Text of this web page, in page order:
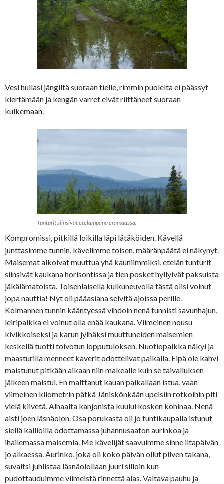
Vesi huilasi jängiltä suoraan tielle, rimmin puolelta ei päässyt
kiertämään ja kengän varret eivät riittäneet suoraan
kulkemaan.
Tunturit siinsivät etelämpänä erämaassa.
Kompromissi, pitkillä loikilla läpi lätäköiden. Kävellä
junttasimme tunnin, kävelimme toisen, määränpäätä ei näkynyt.
Maisemat alkoivat muuttua yhä kauniimmiksi, etelän tunturit
siinsivät kaukana horisontissa ja tien posket hyllyivät paksuista
jäkälämatoista. Toisenlaisella kulkuneuvolla tästä olisi voinut
jopa nauttia! Nyt oli pääasiana selvitä ajoissa perille.
Kolmannen tunnin kääntyessä vihdoin nenä tunnisti savunhajun,
leiripaikka ei voinut olla enää kaukana. Viimeinen nousu
kivikkoiseksi ja karun jylhäksi muuttuneiden maisemien
keskellä tuotti toivotun lopputuloksen. Nuotiopaikka näkyi ja
maasturilla menneet kaverit odottelivat paikalla. Eipä ole kahvi
maistunut pitkään aikaan niin makealle kuin se taivalluksen
jälkeen maistui. En malttanut kauan paikallaan istua, vaan
viimeinen kilometrin pätkä Jäniskönkään upeisiin rotkoihin piti
vielä kiivetä. Alhaalta kanjonista kuului kosken kohinaa. Nenä
aisti joen läsnäolon. Osa porukasta oli jo tuntikaupalla istunut
siellä kallioilla odottamassa juhannusaaton aurinkoa ja
ihailemassa maisemia. Me kävelijät saavuimme sinne iltapäivän
jo alkaessa. Aurinko, joka oli koko päivän ollut pilven takana,
suvaitsi juhlistaa läsnäolollaan juuri silloin kun
pudottauduimme viimeistä rinnettä alas. Valtava pauhu ja